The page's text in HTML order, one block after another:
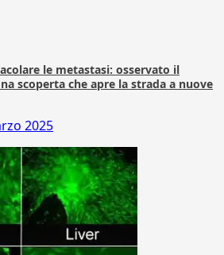
le metastasi: osservato il
scoperta che apre la strada a nuove
2025